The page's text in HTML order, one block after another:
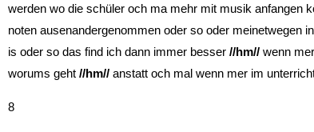
werden wo die schüler och ma mehr mit musik anfangen
noten ausenandergenommen oder so oder meinetwegen
is oder so das find ich dann immer besser //hm// wenn
worums geht //hm// anstatt och mal wenn mer im
8